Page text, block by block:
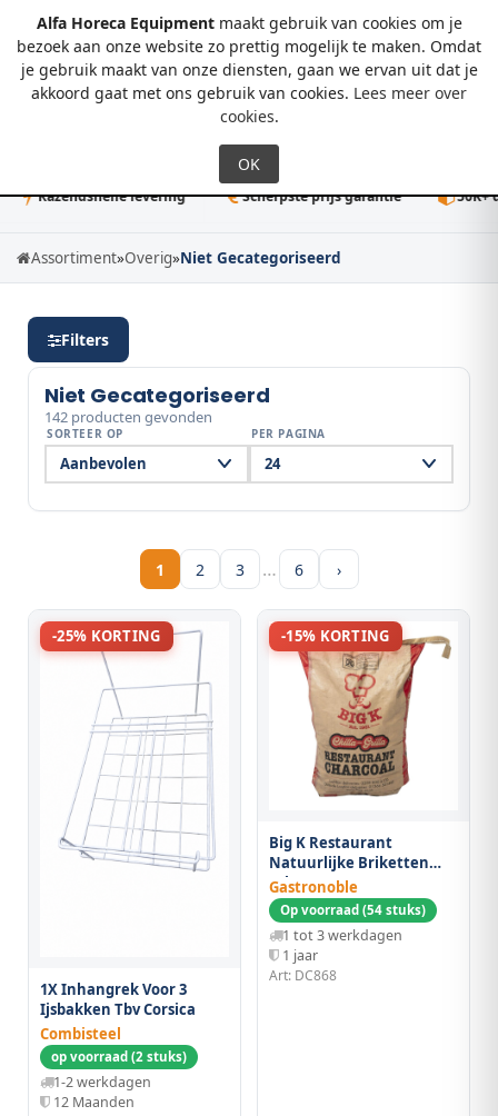
Alfa Horeca Equipmentmaakt gebruik van cookies om je
bezoek aan onze website zo prettig mogelijk te maken. Omdat
je gebruik maakt van onze diensten, gaan we ervan uit dat je
akkoord gaat met ons gebruik van cookies. Lees meer over
cookies.
0
levering Scherpste prijs garantie 50K+ direct
Assortiment»Overig»Niet Gecategoriseerd
Filters
Niet Gecategoriseerd
142 producten gevonden
SORTEER OP PER PAGINA
1 2 3 … 6 ›
-25% KORTING
1X Inhangrek Voor 3
Ijsbakken Tbv Corsica
Combisteel
op voorraad (2 stuks)
1-2 werkdagen
12 Maanden
-15% KORTING
Big K Restaurant
Natuurlijke Briketten
12kg
Gastronoble
Op voorraad (54 stuks)
1 tot 3 werkdagen
1 jaar
Art: DC868